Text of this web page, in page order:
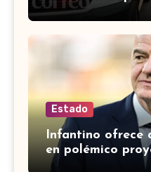
carga en lugar
Estado
Infantino ofrece
en polémico
privada de la